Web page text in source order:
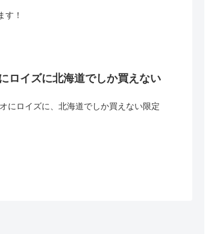
す！
ロイズに北海道でしか買えない
にロイズに、北海道でしか買えない限定